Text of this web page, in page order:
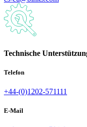
Technische
Telefon
+44-(0)1202-571111
E-Mail